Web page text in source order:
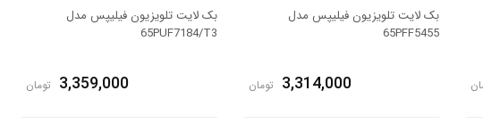
بک لایت تلویزیون فیلیپس مدل
65PFF5455
3,314,000 تومان
بک لایت تلویزیون فیلیپس مدل
65PUF7184/T3
3,359,000 تومان